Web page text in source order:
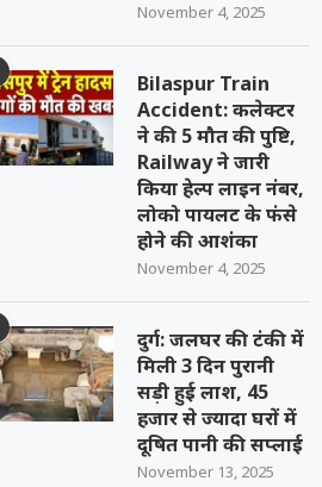
November 4, 2025
Bilaspur Train
Accident: कलेक्टर
ने की 5 मौत की पुष्टि,
Railway ने जारी
किया हेल्प लाइन नंबर,
लोको पायलट के फंसे
होने की आशंका
November 4, 2025
दुर्ग: जलघर की टंकी में
मिली 3 दिन पुरानी
सड़ी हुई लाश, 45
हजार से ज्यादा घरों में
दूषित पानी की सप्लाई
November 13, 2025